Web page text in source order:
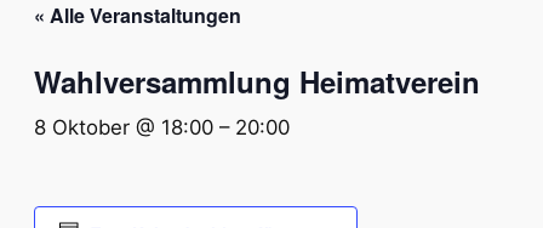
« Alle Veranstaltungen
Wahlversammlung Heimatverein
8 Oktober @ 18:00 – 20:00